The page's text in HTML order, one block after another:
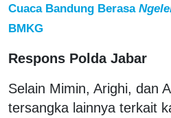
Cuaca Bandung Berasa
BMKG
Respons Polda Jabar
Selain Mimin, Arighi, dan
tersangka lainnya terkait